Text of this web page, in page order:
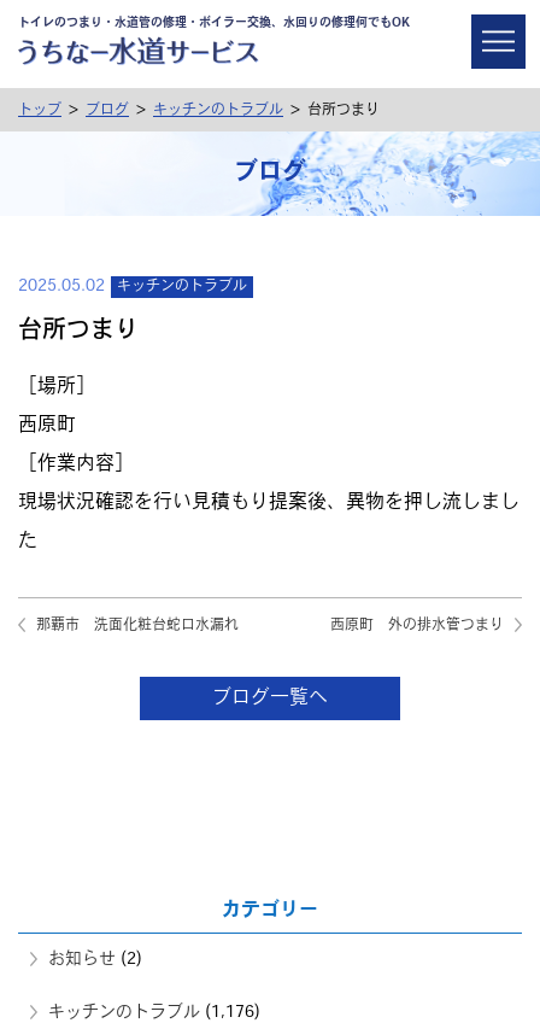
トイレのつまり・水道管の修理・ボイラー交換、水回りの修理何でもOK
トップ > ブログ > キッチンのトラブル > 台所つまり
ブログ
2025.05.02 キッチンのトラブル
台所つまり
［場所］
西原町
［作業内容］
現場状況確認を行い見積もり提案後、異物を押し流しまし
た
那覇市 洗面化粧台蛇口水漏れ 西原町 外の排水管つまり
ブログ一覧へ
カテゴリー
お知らせ (2)
キッチンのトラブル (1,176)